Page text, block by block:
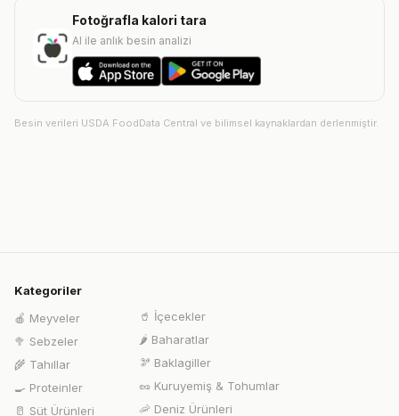
Fotoğrafla kalori tara
AI ile anlık besin analizi
Besin verileri USDA FoodData Central ve bilimsel kaynaklardan derlenmiştir.
Kategoriler
🍎 Meyveler
🥦 Sebzeler
🌾 Tahıllar
🍳 Proteinler
🥛 Süt Ürünleri
🥤 İçecekler
🌶️ Baharatlar
🫘 Baklagiller
🥜 Kuruyemiş & Tohumlar
🦐 Deniz Ürünleri